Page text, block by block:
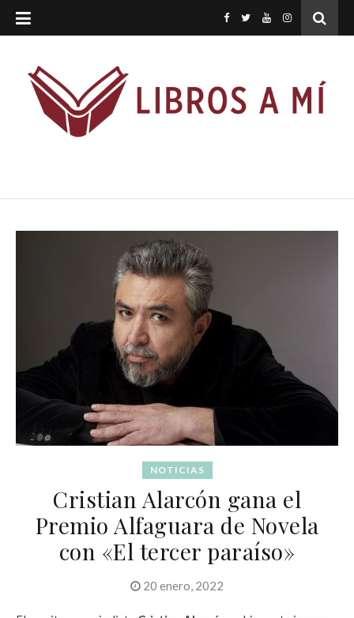
NOTICIAS
Cristian Alarcón gana el
Premio Alfaguara de Novela
con «El tercer paraíso»
20 enero, 2022